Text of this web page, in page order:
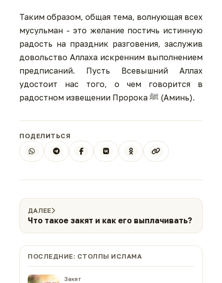
Таким образом, общая тема, волнующая всех
мусульман - это желание постичь истинную
радость на праздник разговения, заслужив
довольство Аллаха искренним выполнением
предписаний. Пусть Всевышний Аллах
удостоит нас того, о чем говорится в
радостном извещении Пророка ﷺ (Аминь).
ПОДЕЛИТЬСЯ
ДАЛЕЕ
Что такое закят и как его выплачивать?
ПОСЛЕДНИЕ: СТОЛПЫ ИСЛАМА
Закят